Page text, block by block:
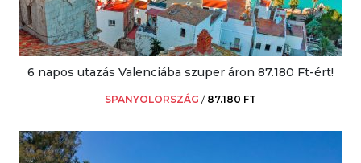
6 napos utazás Valenciába szuper áron 87.180 Ft-ért!
SPANYOLORSZÁG / 87.180 FT